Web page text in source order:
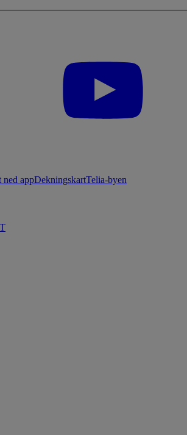
ned appDekningskartTelia-byen